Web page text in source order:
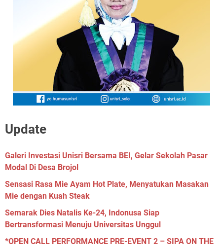
Update
Galeri Investasi Unisri Bersama BEI, Gelar Sekolah Pasar
Modal Di Desa Brojol
Sensasi Rasa Mie Ayam Hot Plate, Menyatukan Masakan
Mie dengan Kuah Steak
Semarak Dies Natalis Ke-24, Indonusa Siap
Bertransformasi Menuju Universitas Unggul
*OPEN CALL PERFORMANCE PRE-EVENT 2 – SIPA ON THE